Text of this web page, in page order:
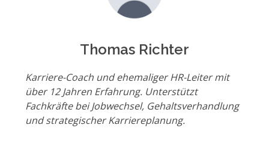
Thomas Richter
Karriere-Coach und ehemaliger HR-Leiter mit
über 12 Jahren Erfahrung. Unterstützt
Fachkräfte bei Jobwechsel, Gehaltsverhandlung
und strategischer Karriereplanung.